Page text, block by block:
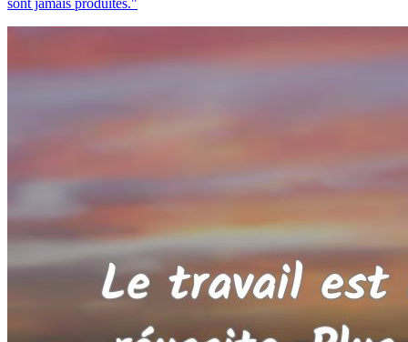
sont jamais produites."